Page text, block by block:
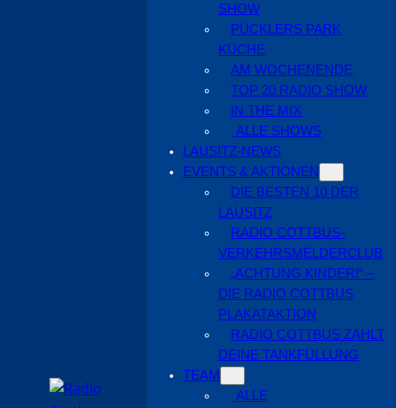
SHOW
PÜCKLERS PARK
KÜCHE
AM WOCHENENDE
TOP 20 RADIO SHOW
IN THE MIX
ALLE SHOWS
LAUSITZ-NEWS
EVENTS & AKTIONEN
DIE BESTEN 10 DER
LAUSITZ
RADIO COTTBUS-
VERKEHRSMELDERCLUB
„ACHTUNG KINDER!“ –
DIE RADIO COTTBUS
PLAKATAKTION
RADIO COTTBUS ZAHLT
DEINE TANKFÜLLUNG
TEAM
ALLE